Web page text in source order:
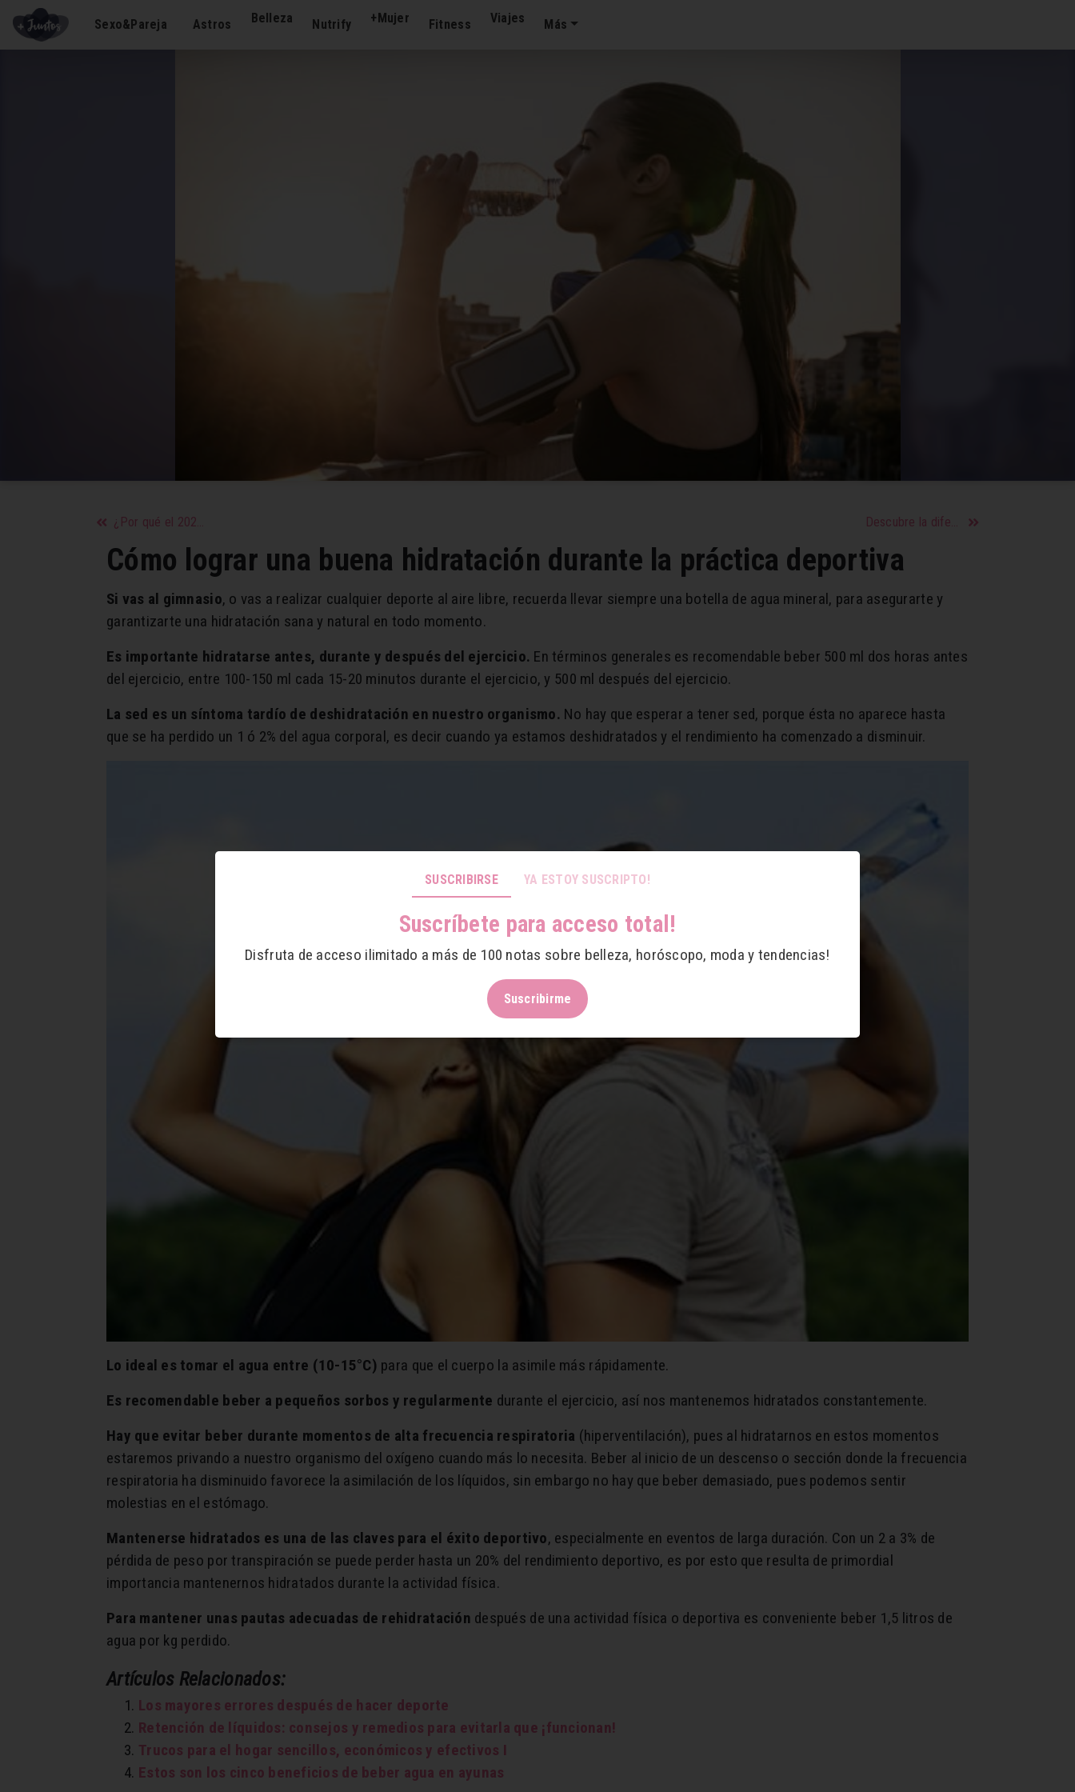
Sexo&Pareja Astros Belleza Nutrify +Mujer Fitness Viajes Más
¿Por qué el 2021 es el año de la resurrección, según la numerología? Descubre la diferencia entre perder peso y perder grasa corporal
Cómo lograr una buena hidratación durante la práctica deportiva
Si vas al gimnasio, o vas a realizar cualquier deporte al aire libre, recuerda llevar siempre una botella de agua mineral, para asegurarte y
garantizarte una hidratación sana y natural en todo momento.
Es importante hidratarse antes, durante y después del ejercicio. En términos generales es recomendable beber 500 ml dos horas antes
del ejercicio, entre 100-150 ml cada 15-20 minutos durante el ejercicio, y 500 ml después del ejercicio.
La sed es un síntoma tardío de deshidratación en nuestro organismo. No hay que esperar a tener sed, porque ésta no aparece hasta
que se ha perdido un 1 ó 2% del agua corporal, es decir cuando ya estamos deshidratados y el rendimiento ha comenzado a disminuir.
Lo ideal es tomar el agua entre (10-15°C) para que el cuerpo la asimile más rápidamente.
Es recomendable beber a pequeños sorbos y regularmente durante el ejercicio, así nos mantenemos hidratados constantemente.
Hay que evitar beber durante momentos de alta frecuencia respiratoria (hiperventilación), pues al hidratarnos en estos momentos
estaremos privando a nuestro organismo del oxígeno cuando más lo necesita. Beber al inicio de un descenso o sección donde la frecuencia
respiratoria ha disminuido favorece la asimilación de los líquidos, sin embargo no hay que beber demasiado, pues podemos sentir
molestias en el estómago.
Mantenerse hidratados es una de las claves para el éxito deportivo, especialmente en eventos de larga duración. Con un 2 a 3% de
pérdida de peso por transpiración se puede perder hasta un 20% del rendimiento deportivo, es por esto que resulta de primordial
importancia mantenernos hidratados durante la actividad física.
Para mantener unas pautas adecuadas de rehidratación después de una actividad física o deportiva es conveniente beber 1,5 litros de
agua por kg perdido.
Artículos Relacionados:
Los mayores errores después de hacer deporte
Retención de líquidos: consejos y remedios para evitarla que ¡funcionan!
Trucos para el hogar sencillos, económicos y efectivos I
Estos son los cinco beneficios de beber agua en ayunas
SUSCRIBIRSE YA ESTOY SUSCRIPTO!
Suscríbete para acceso total!
Disfruta de acceso ilimitado a más de 100 notas sobre belleza, horóscopo, moda y tendencias!
Suscribirme